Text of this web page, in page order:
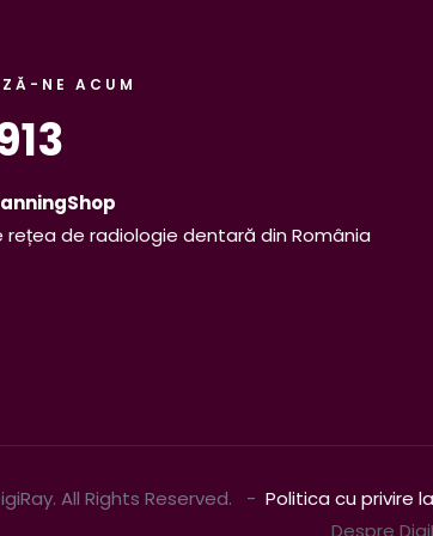
NE ACUM
rețea de radiologie dentară din România
All Rights Reserved. - Politica cu privire
Despre